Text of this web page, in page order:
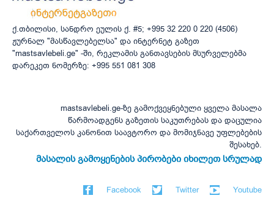
ქ.თბილისი, სანდრო ეულის ქ. #5; +995 32 220 0 220 (4506)
ჟურნალ "მასწავლებელსა" და ინტერნეტ გაზეთ
"mastsavlebeli.ge" -ში, რეკლამის განთავსების მსურველებმა
დარეკეთ ნომერზე: +995 551 081 308
mastsavlebeli.ge-ზე გამოქვეყნებული ყველა მასალა
წარმოადგენს გაზეთის საკუთრებას და დაცულია
საქართველოს კანონით საავტორო და მომიჯნავე უფლებების
შესახებ.
მასალის გამოყენების პირობები იხილეთ სრულად
Facebook Twitter Youtube